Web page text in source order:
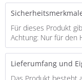
Für dieses Produkt
Achtung: Nur für den
Lieferumfang und